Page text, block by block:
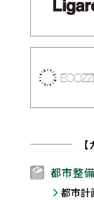
都市整
都市計